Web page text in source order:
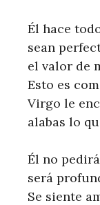
Él hace
sean
el valor de
Esto es
Virgo le
alabas lo
Él no
será
Se siente